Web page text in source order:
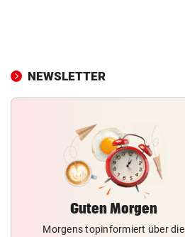
NEWSLETTER
Guten Morgen
Morgens topinformiert über die